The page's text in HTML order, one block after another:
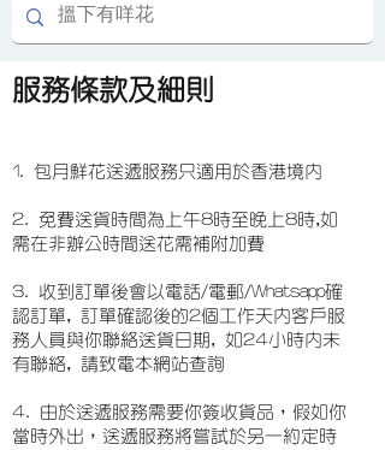
服務條款及細則
1. 包月鮮花送遞服務只適用於香港境內
2. 免費送貨時間為上午8時至晚上8時,如
需在非辦公時間送花需補附加費
3. 收到訂單後會以電話/電郵/Whatsapp確
認訂單, 訂單確認後的2個工作天內客戶服
務人員與你聯絡送貨日期, 如24小時內未
有聯絡, 請致電本網站查詢
4. 由於送遞服務需要你簽收貨品，假如你
當時外出，送遞服務將嘗試於另一約定時